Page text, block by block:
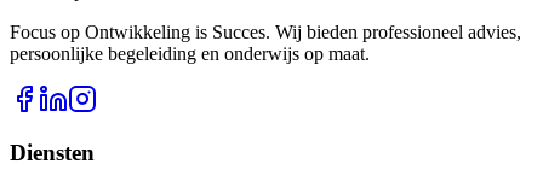
Focus op Ontwikkeling is Succes. Wij bieden professioneel advies,
persoonlijke begeleiding en onderwijs op maat.
Diensten